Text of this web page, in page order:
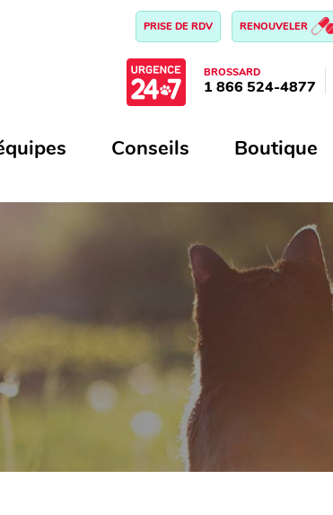
PRISE DE RDV RENOUVELER
BROSSARD
1 866 524-4877
Conseils Boutique